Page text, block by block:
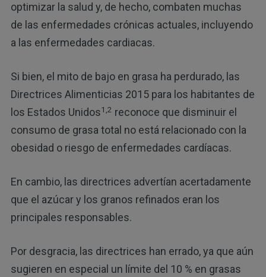
optimizar la salud y, de hecho, combaten muchas
de las enfermedades crónicas actuales, incluyendo
a las enfermedades cardiacas.
Si bien, el mito de bajo en grasa ha perdurado, las
Directrices Alimenticias 2015 para los habitantes de
los Estados Unidos1, 2 reconoce que disminuir el
consumo de grasa total no está relacionado con la
obesidad o riesgo de enfermedades cardíacas.
En cambio, las directrices advertían acertadamente
que el azúcar y los granos refinados eran los
principales responsables.
Por desgracia, las directrices han errado, ya que aún
sugieren en especial un límite del 10 % en grasas